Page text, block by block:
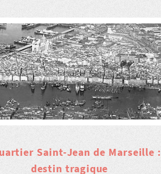
Saint-Jean de Marseille :
destin tragique